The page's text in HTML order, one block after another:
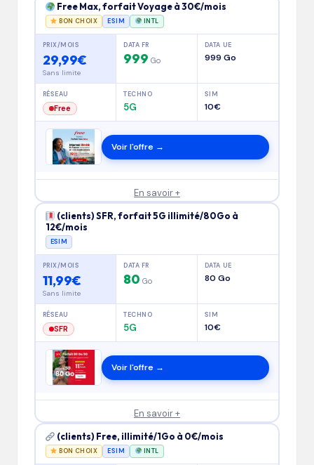
Free Max, forfait Voyage à 30€/mois
BON CHOIX ESIM INTL
PRIX/MOIS
29,99€
Sans limite
DATA FR
999 Go
DATA UE
999 Go
RÉSEAU
Free
TECHNO
5G
SIM
10€
Voir l'offre →
En savoir +
(clients) SFR, forfait 5G illimité/80Go à
12€/mois
ESIM
PRIX/MOIS
11,99€
Sans limite
DATA FR
80 Go
DATA UE
80 Go
RÉSEAU
SFR
TECHNO
5G
SIM
10€
Voir l'offre →
En savoir +
(clients) Free, illimité/1Go à 0€/mois
BON CHOIX ESIM INTL